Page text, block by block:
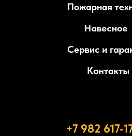
Пожарная
Навесное
Сервис и
Контакты
+7 982 617-